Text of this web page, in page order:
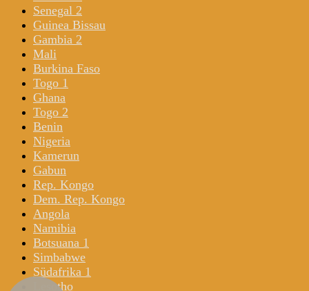
Senegal 2
Guinea Bissau
Gambia 2
Mali
Burkina Faso
Togo 1
Ghana
Togo 2
Benin
Nigeria
Kamerun
Gabun
Rep. Kongo
Dem. Rep. Kongo
Angola
Namibia
Botsuana 1
Simbabwe
Südafrika 1
Lesotho